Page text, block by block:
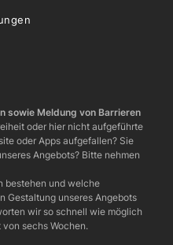
sowie Meldung von Barrieren
oder hier nicht aufgeführte
oder Apps aufgefallen? Sie
Angebots? Bitte nehmen
bestehen und welche
Gestaltung unseres Angebots
wir so schnell wie möglich
sechs Wochen.